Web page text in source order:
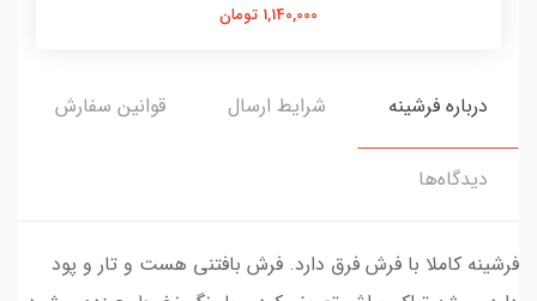
1,140,000 تومان
درباره فرشینه شرایط ارسال قوانین سفارش
دیدگاه‌ها
فرشینه کاملا با فرش فرق دارد. فرش بافتنی هست و تار و پود